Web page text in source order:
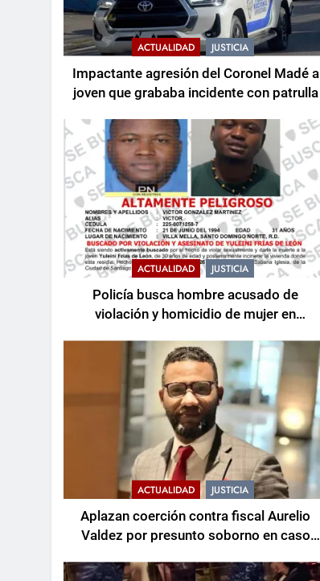
ACTUALIDAD JUSTICIA
Impactante agresión del Coronel Madé a
joven que grababa incidente con patrulla
ACTUALIDAD JUSTICIA
Policía busca hombre acusado de
violación y homicidio de mujer en
ACTUALIDAD JUSTICIA
Aplazan coerción contra fiscal Aurelio
Valdez por presunto soborno en caso